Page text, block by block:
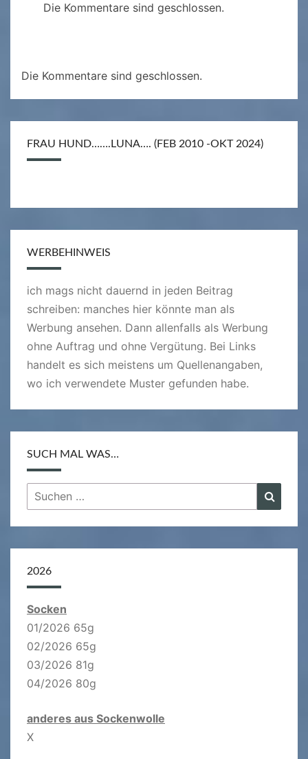
Die Kommentare sind geschlossen.
Die Kommentare sind geschlossen.
FRAU HUND…….LUNA…. (FEB 2010 -OKT 2024)
WERBEHINWEIS
ich mags nicht dauernd in jeden Beitrag
schreiben: manches hier könnte man als
Werbung ansehen. Dann allenfalls als Werbung
ohne Auftrag und ohne Vergütung. Bei Links
handelt es sich meistens um Quellenangaben,
wo ich verwendete Muster gefunden habe.
SUCH MAL WAS…
Suchen
nach:
2026
Socken
01/2026 65g
02/2026 65g
03/2026 81g
04/2026 80g
anderes aus Sockenwolle
X